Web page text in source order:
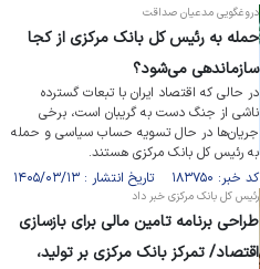
دروغگویی مدعیان صداقت
حمله به رئیس کل بانک مرکزی از کجا
سازماندهی می‌شود؟
در حالی که اقتصاد ایران با تبعات گسترده
ناشی از جنگ دست به گریبان است، برخی
جریان‌ها در حال تسویه حساب سیاسی و حمله
به رئیس کل بانک مرکزی هستند.
کد خبر: ۱۸۳۷۵۰ تاریخ انتشار : ۱۴۰۵/۰۳/۱۳
رئیس کل بانک مرکزی خبر داد
طراحی برنامه تامین مالی برای بازسازی
اقتصاد/ تمرکز بانک مرکزی بر تولید،